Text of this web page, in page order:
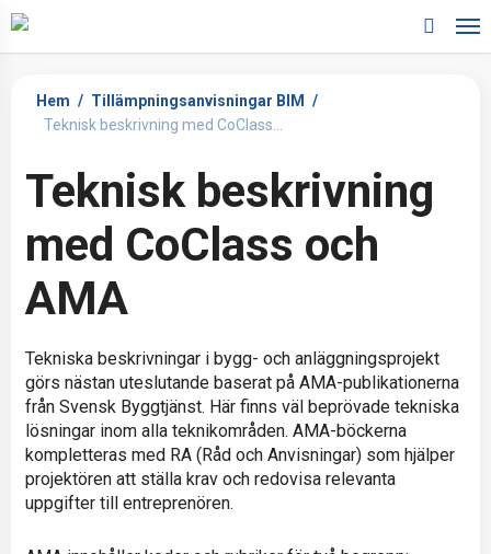
Skip
to
main
search
Hem / Tillämpningsanvisningar BIM
/
Teknisk beskrivning med CoClass...
Teknisk beskrivning
med CoClass och
AMA
Tekniska beskrivningar i bygg- och anläggningsprojekt
görs nästan uteslutande baserat på AMA-publikationerna
från Svensk Byggtjänst. Här finns väl beprövade tekniska
lösningar inom alla teknikområden. AMA-böckerna
kompletteras med RA (Råd och Anvisningar) som hjälper
projektören att ställa krav och redovisa relevanta
uppgifter till entreprenören.